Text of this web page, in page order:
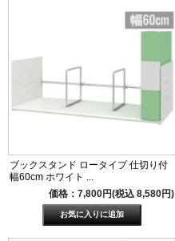
ブックスタンド ロータイプ 仕切り付
幅60cm ホワイト ...
価格：7,800円(税込 8,580円)